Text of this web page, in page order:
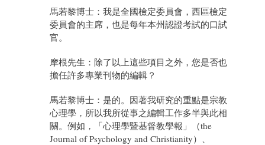
馬若黎博士：我是全國檢定委員會，西區檢定
委員會的主席，也是每年本州認證考試的口試
官。
摩根先生：除了以上這些項目之外，您是否也
擔任許多專業刊物的編輯？
馬若黎博士：是的。因著我研究的重點是宗教
心理學，所以我所從事之編輯工作多半與此相
關。例如，「心理學暨基督教學報」（the
Journal of Psychology and Christianity）、